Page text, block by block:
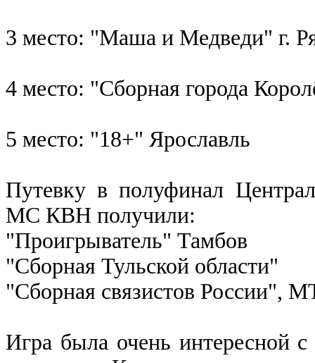
3 место: "Маша и Медведи" г.
4 место: "Сборная города
5 место: "18+" Ярославль
Путевку в полуфинал
МС КВН получили:
"Проигрыватель" Тамбов
"Сборная Тульской области"
"Сборная связистов России",
Игра была очень интересной